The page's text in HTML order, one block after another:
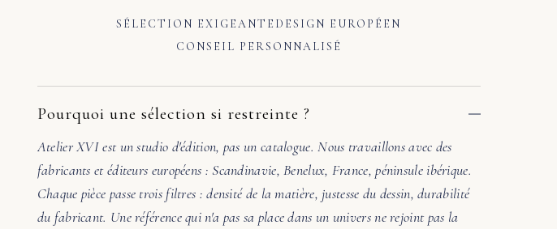
SÉLECTION EXIGEANTE DESIGN EUROPÉEN
CONSEIL PERSONNALISÉ
Pourquoi une sélection si restreinte ?
Atelier XVI est un studio d'édition, pas un catalogue. Nous travaillons avec des
fabricants et éditeurs européens : Scandinavie, Benelux, France, péninsule ibérique.
Chaque pièce passe trois filtres : densité de la matière, justesse du dessin, durabilité
du fabricant. Une référence qui n'a pas sa place dans un univers ne rejoint pas la